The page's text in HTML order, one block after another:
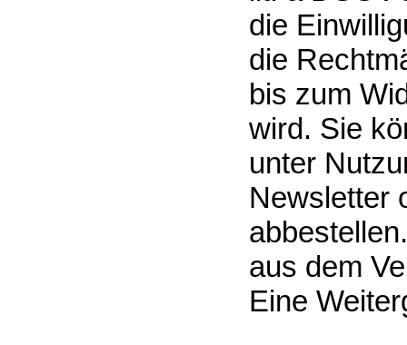
die
die
bis zum
wird. Sie
unter
Newsletter
aus dem
Eine